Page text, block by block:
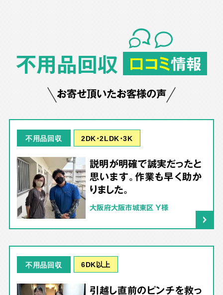
不用品回収 口コミ情報
お寄せ頂いたお客様の声
不用品回収 2DK･2LDK･3K
説明が明確で誠実だったと
思います。作業も早く助か
りました。
大阪府大阪市城東区 Y様
不用品回収 6DK以上
引越し直前のピンチを救っ